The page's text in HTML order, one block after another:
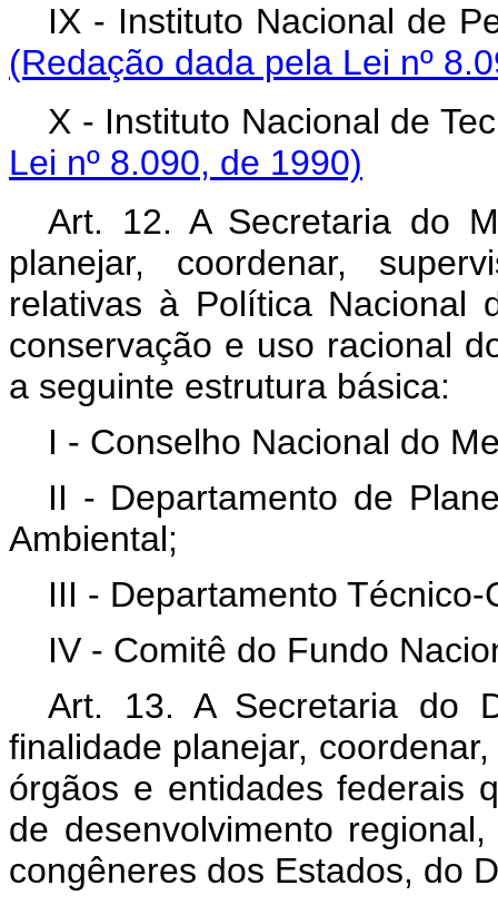
IX - Instituto
(Redação dada pela Lei nº
X - Instituto
Lei nº 8.090, de 1990)
Art. 12. A Secretaria do
planejar, coordenar,
relativas à Política Nacional
conservação e uso racional
a seguinte estrutura básica:
I - Conselho Nacional do
II - Departamento de
Ambiental;
III - Departamento
IV - Comitê do Fundo
Art. 13. A Secretaria do
finalidade planejar,
órgãos e entidades federais
de desenvolvimento
congêneres dos Estados, do